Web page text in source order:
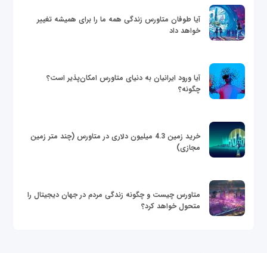
آیا طوفان متاورس زندگی همه ما را برای همیشه تغییر
خواهد داد
آیا ورود ایرانیان به دنیای متاورس امکان‌پذیر است؟
چگونه؟
خرید زمین 4.3 میلیون دلاری در متاورس (چند متر زمین
مجازی)
متاورس چیست و چگونه زندگی مردم در جهان دیجیتال را
متحول خواهد کرد؟